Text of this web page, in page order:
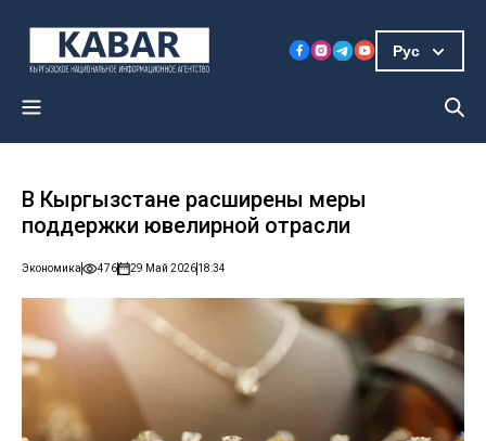
Рус
В Кыргызстане расширены меры
поддержки ювелирной отрасли
Экономика 476 29 Май 202618:34